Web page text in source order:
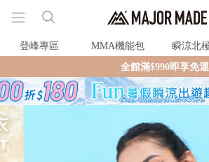
登峰專區 MMA機能包 瞬涼北
全館滿$990即享免運🛒現貨商品2個工